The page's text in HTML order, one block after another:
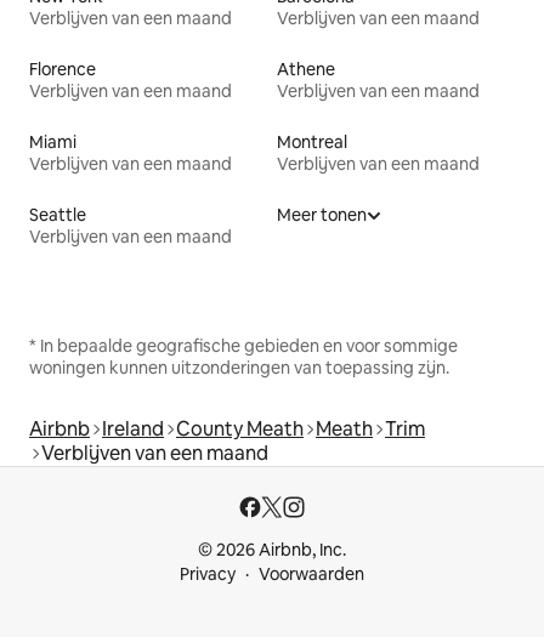
Verblijven van een maand
Verblijven van een maand
Florence
Verblijven van een maand
Athene
Verblijven van een maand
Miami
Verblijven van een maand
Montreal
Verblijven van een maand
Seattle
Verblijven van een maand
Meer tonen
* In bepaalde geografische gebieden en voor sommige
woningen kunnen uitzonderingen van toepassing zijn.
Airbnb Ireland County Meath Meath Trim
Verblijven van een maand
© 2026 Airbnb, Inc.
Privacy
Voorwaarden